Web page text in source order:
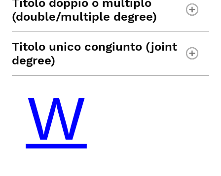
(double/multiple degree)
Titolo unico congiunto (joint
degree)